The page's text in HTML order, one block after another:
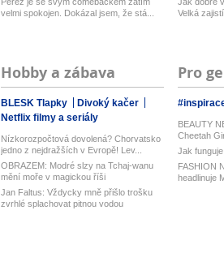
velmi spokojen. Dokázal jsem, že stá...
Velká
Hobby a zábava
BLESK Tlapky
Divoký kačer
Netflix filmy a seriály
Nízkorozpočtová dovolená? Chorvatsko
jedno z nejdražších v Evropě! Lev...
OBRAZEM: Modré slzy na Tchaj-wanu
mění moře v magickou říši
Jan Faltus: Vždycky mně přišlo trošku
zvrhlé splachovat pitnou vodou
Pro
BEAUTY
Cheetah
Jak
FASHION
headlinuje